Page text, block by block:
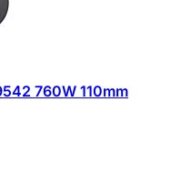
760W 110mm